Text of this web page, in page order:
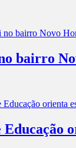
bairro
Educação